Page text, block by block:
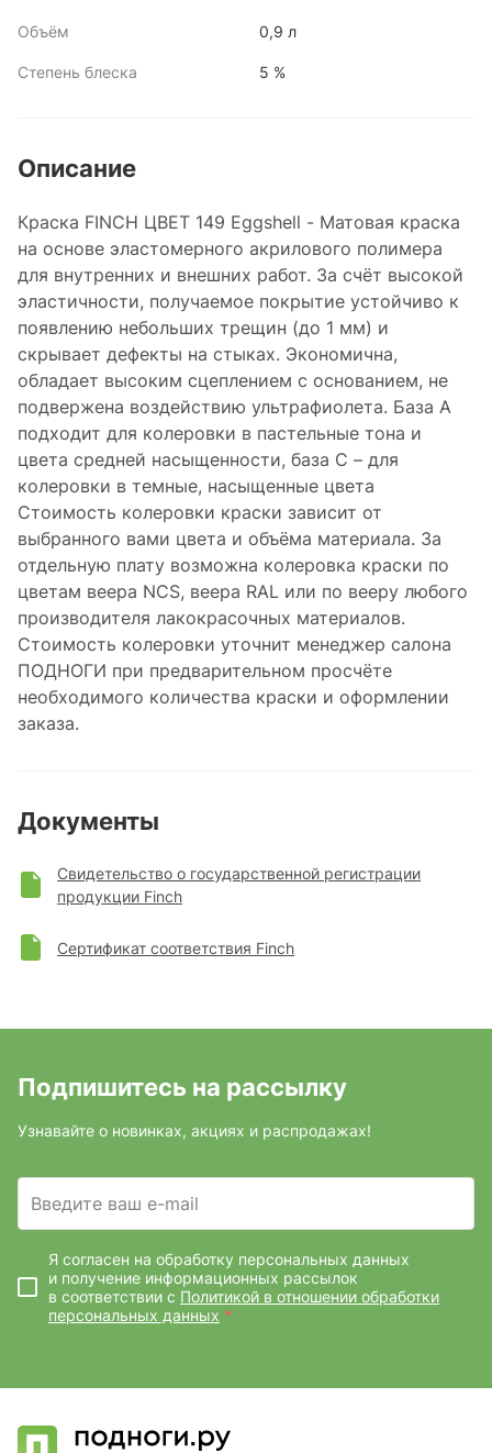
Объём 0,9 л
Степень блеска 5 %
Описание
Краска FINCH ЦВЕТ 149 Eggshell - Матовая краска
на основе эластомерного акрилового полимера
для внутренних и внешних работ. За счёт высокой
эластичности, получаемое покрытие устойчиво к
появлению небольших трещин (до 1 мм) и
скрывает дефекты на стыках. Экономична,
обладает высоким сцеплением с основанием, не
подвержена воздействию ультрафиолета. База А
подходит для колеровки в пастельные тона и
цвета средней насыщенности, база С – для
колеровки в темные, насыщенные цвета
Стоимость колеровки краски зависит от
выбранного вами цвета и объёма материала. За
отдельную плату возможна колеровка краски по
цветам веера NCS, веера RAL или по вееру любого
производителя лакокрасочных материалов.
Стоимость колеровки уточнит менеджер салона
ПОДНОГИ при предварительном просчёте
необходимого количества краски и оформлении
заказа.
Документы
Свидетельство о государственной регистрации
продукции Finch
Сертификат соответствия Finch
Подпишитесь на рассылку
Узнавайте о новинках, акциях и распродажах!
Введите ваш e-mail
Я согласен на обработку персональных данных
и получение информационных рассылок
в соответствии с Политикой в отношении обработки
персональных данных *